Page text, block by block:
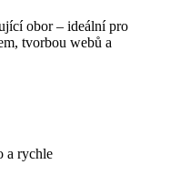
obor – ideální pro
tvorbou webů a
a rychle